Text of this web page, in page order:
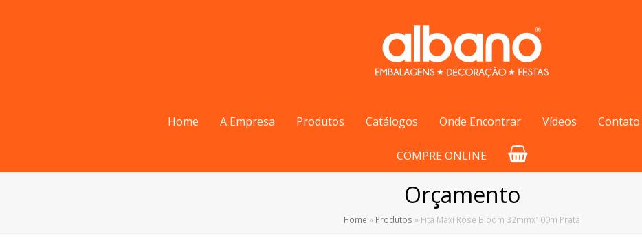
Home A Empresa Produtos Catálogos Onde Encontrar Vídeos Contato
COMPRE ONLINE
Orçamento
Home » Produtos » Fita Maxi Rose Bloom 32mmx100m Prata